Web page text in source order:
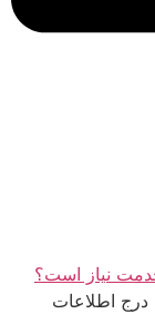
خدمت نیاز است؟
درج اطلاعات